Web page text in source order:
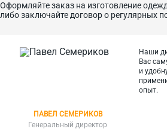
Оформляйте заказ на изготовление
либо заключайте договор о регулярных
ПАВЕЛ СЕМЕРИКОВ
Генеральный директор
Наши
Вас
и
опыт.